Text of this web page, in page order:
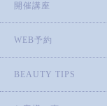
開催講座
WEB予約
BEAUTY TIPS